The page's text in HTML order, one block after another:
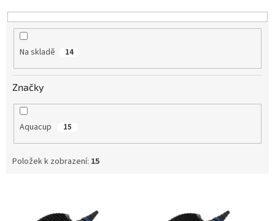
k
t
Na skladě 14
Značky
Aquacup 15
Položek k zobrazení: 15